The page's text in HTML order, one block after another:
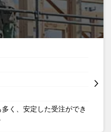
く、安定した受注ができ